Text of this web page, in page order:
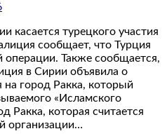
касается турецкого участия
сообщает, что Турция
операции. Также сообщается,
в Сирии объявила о
на город Ракка, который
«Исламского
Ракка, которая считается
организации…